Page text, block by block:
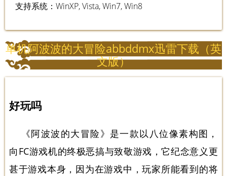
支持系统：WinXP, Vista, Win7, Win8
单机阿波波的大冒险abbddmx迅雷下载（英
文版）
好玩吗
《阿波波的大冒险》是一款以八位像素构图，
向FC游戏机的终极恶搞与致敬游戏，它纪念意义更
甚于游戏本身，因为在游戏中，玩家所能看到的将